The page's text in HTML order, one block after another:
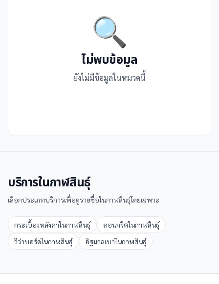
🔍
ไม่พบข้อมูล
ยังไม่มีข้อมูลในหมวดนี้
บริการในกาฬสินธุ์
เลือกประเภทบริการเพื่อดูรายชื่อในกาฬสินธุ์โดยเฉพาะ
กระเบื้องหลังคาในกาฬสินธุ์ คอนกรีตในกาฬสินธุ์
วีว่าบอร์ดในกาฬสินธุ์ อิฐมวลเบาในกาฬสินธุ์